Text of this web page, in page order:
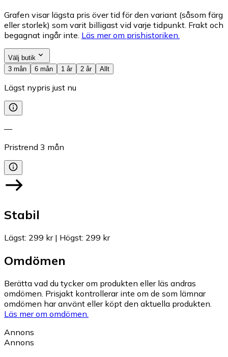
Grafen visar lägsta pris över tid för den variant (såsom färg
eller storlek) som varit billigast vid varje tidpunkt. Frakt och
begagnat ingår inte. Läs mer om prishistoriken.
Välj butik
3 mån
6 mån 1 år 2 år Allt
Lägst nypris just nu
—
Pristrend 3 mån
Stabil
Lägst: 299 kr| Högst: 299 kr
Omdömen
Berätta vad du tycker om produkten eller läs andras
omdömen. Prisjakt kontrollerar inte om de som lämnar
omdömen har använt eller köpt den aktuella produkten.
Läs mer om omdömen.
Annons
Annons